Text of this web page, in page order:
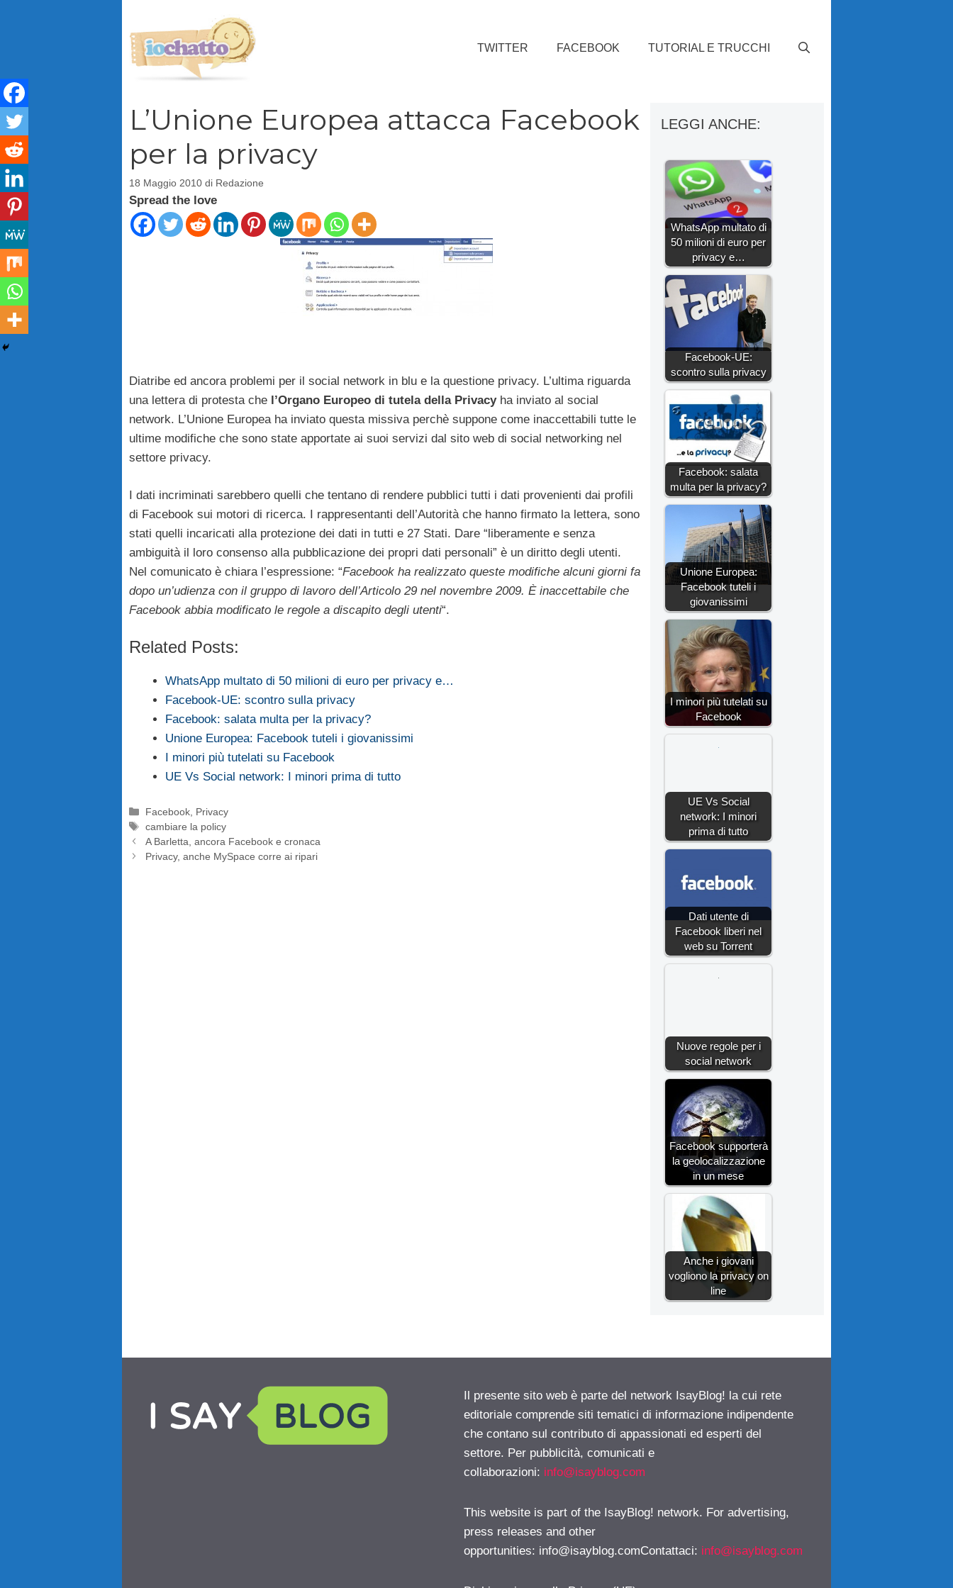
TWITTER FACEBOOK TUTORIAL E TRUCCHI
L’Unione Europea attacca Facebook
per la privacy
18 Maggio 2010 di Redazione
Spread the love
Diatribe ed ancora problemi per il social network in blu e la questione privacy. L’ultima riguarda
una lettera di protesta che l’Organo Europeo di tutela della Privacyha inviato al social
network. L’Unione Europea ha inviato questa missiva perchè suppone come inaccettabili tutte le
ultime modifiche che sono state apportate ai suoi servizi dal sito web di social networking nel
settore privacy.
I dati incriminati sarebbero quelli che tentano di rendere pubblici tutti i dati provenienti dai profili
di Facebook sui motori di ricerca. I rappresentanti dell’Autorità che hanno firmato la lettera, sono
stati quelli incaricati alla protezione dei dati in tutti e 27 Stati. Dare “liberamente e senza
ambiguità il loro consenso alla pubblicazione dei propri dati personali” è un diritto degli utenti.
Nel comunicato è chiara l’espressione: “Facebook ha realizzato queste modifiche alcuni giorni fa
dopo un’udienza con il gruppo di lavoro dell’Articolo 29 nel novembre 2009. È inaccettabile che
Facebook abbia modificato le regole a discapito degli utenti“.
Related Posts:
WhatsApp multato di 50 milioni di euro per privacy e…
Facebook-UE: scontro sulla privacy
Facebook: salata multa per la privacy?
Unione Europea: Facebook tuteli i giovanissimi
I minori più tutelati su Facebook
UE Vs Social network: I minori prima di tutto
Categorie
Facebook Privacy
Tag
cambiare la policy
A Barletta, ancora Facebook e cronaca
Privacy, anche MySpace corre ai ripari
LEGGI ANCHE:
WhatsApp multato di
50 milioni di euro per
privacy e…
Facebook-UE:
scontro sulla privacy
Facebook: salata
multa per la privacy?
Unione Europea:
Facebook tuteli i
giovanissimi
I minori più tutelati su
Facebook
UE Vs Social
network: I minori
prima di tutto
Dati utente di
Facebook liberi nel
web su Torrent
Nuove regole per i
social network
Facebook supporterà
la geolocalizzazione
in un mese
Anche i giovani
vogliono la privacy on
line
Il presente sito web è parte del network IsayBlog! la cui rete
editoriale comprende siti tematici di informazione indipendente
che contano sul contributo di appassionati ed esperti del
settore. Per pubblicità, comunicati e
collaborazioni: info@isayblog.com
This website is part of the IsayBlog! network. For advertising,
press releases and other
opportunities: info@isayblog.comContattaci: info@isayblog.com